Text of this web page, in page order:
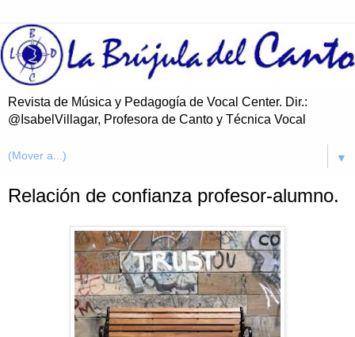
Revista de Música y Pedagogía de Vocal Center. Dir.:
@IsabelVillagar, Profesora de Canto y Técnica Vocal
▼
Relación de confianza profesor-alumno.